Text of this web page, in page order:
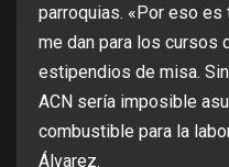
parroquias. «Por eso es
me dan para los cursos
estipendios de misa.
ACN sería imposible
combustible para la
Álvarez.